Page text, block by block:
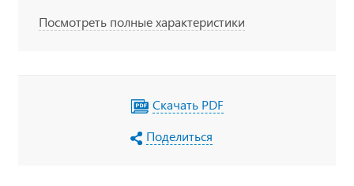
шкворня, высота ССУ 1500 мм
Посмотреть полные характеристики
Скачать PDF
Поделиться